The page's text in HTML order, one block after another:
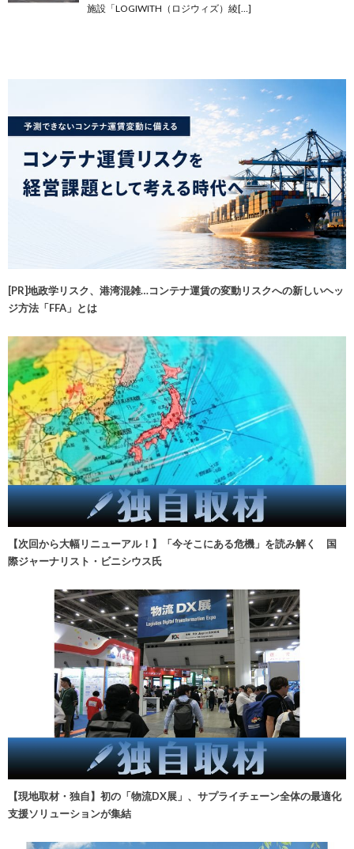
施設「LOGIWITH（ロジウィズ）綾[…]
[PR]地政学リスク、港湾混雑…コンテナ運賃の変動リスクへの新しいヘッ
ジ方法「FFA」とは
【次回から大幅リニューアル！】「今そこにある危機」を読み解く 国
際ジャーナリスト・ビニシウス氏
【現地取材・独自】初の「物流DX展」、サプライチェーン全体の最適化
支援ソリューションが集結